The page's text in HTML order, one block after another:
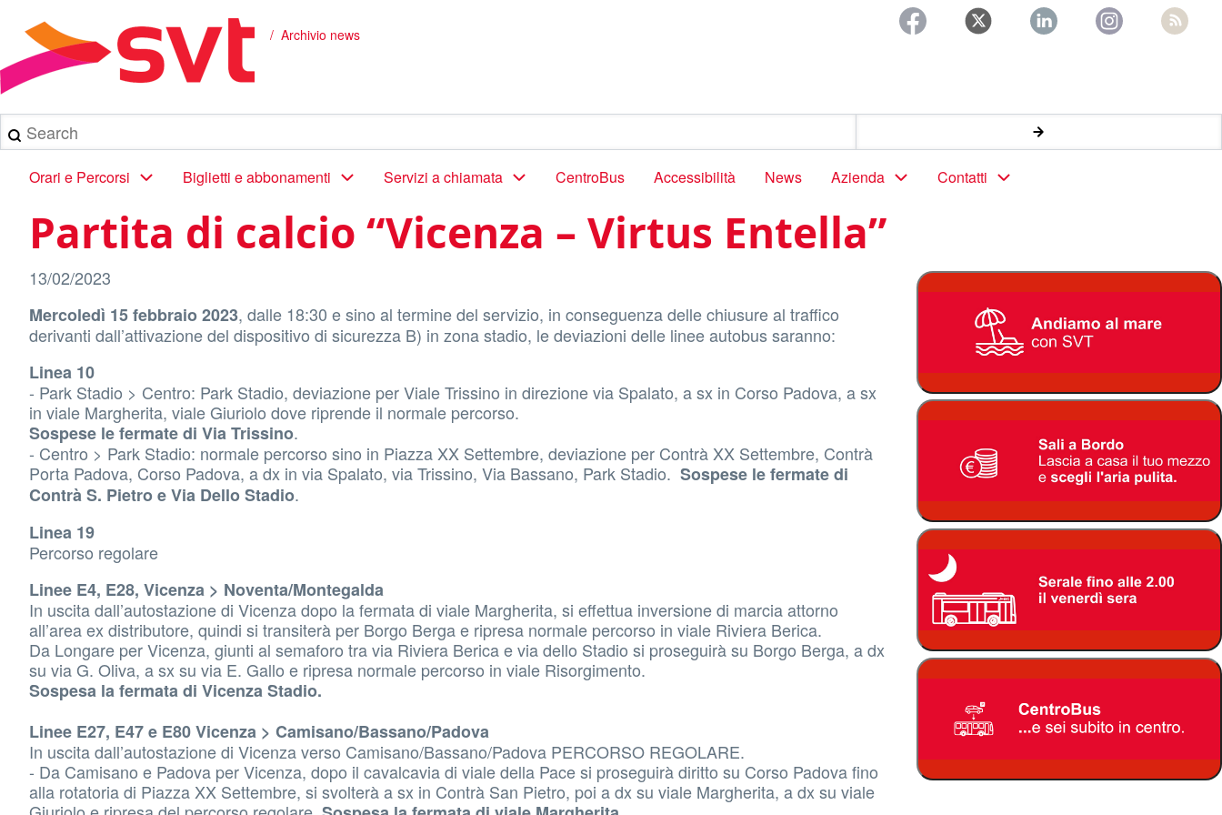
contenuto
principale
Briciole
di
pane
Archivio news
Search
Main
navigation
Orari e Percorsi Biglietti e abbonamenti Servizi a chiamata CentroBus Accessibilità News Azienda Contatti
Partita di calcio “Vicenza – Virtus Entella”
13/02/2023
Mercoledì 15 febbraio 2023, dalle 18:30 e sino al termine del servizio, in conseguenza delle chiusure al traffico
derivanti dall’attivazione del dispositivo di sicurezza B) in zona stadio, le deviazioni delle linee autobus saranno:
Linea 10
- Park Stadio > Centro: Park Stadio, deviazione per Viale Trissino in direzione via Spalato, a sx in Corso Padova, a sx
in viale Margherita, viale Giuriolo dove riprende il normale percorso.
Sospese le fermate di Via Trissino.
- Centro > Park Stadio: normale percorso sino in Piazza XX Settembre, deviazione per Contrà XX Settembre, Contrà
Porta Padova, Corso Padova, a dx in via Spalato, via Trissino, Via Bassano, Park Stadio. Sospese le fermate di
Contrà S. Pietro e Via Dello Stadio.
Linea 19
Percorso regolare
Linee E4, E28, Vicenza > Noventa/Montegalda
In uscita dall’autostazione di Vicenza dopo la fermata di viale Margherita, si effettua inversione di marcia attorno
all’area ex distributore, quindi si transiterà per Borgo Berga e ripresa normale percorso in viale Riviera Berica.
Da Longare per Vicenza, giunti al semaforo tra via Riviera Berica e via dello Stadio si proseguirà su Borgo Berga, a dx
su via G. Oliva, a sx su via E. Gallo e ripresa normale percorso in viale Risorgimento.
Sospesa la fermata di Vicenza Stadio.
Linee E27, E47 e E80 Vicenza > Camisano/Bassano/Padova
In uscita dall’autostazione di Vicenza verso Camisano/Bassano/Padova PERCORSO REGOLARE.
- Da Camisano e Padova per Vicenza, dopo il cavalcavia di viale della Pace si proseguirà diritto su Corso Padova fino
alla rotatoria di Piazza XX Settembre, si svolterà a sx in Contrà San Pietro, poi a dx su viale Margherita, a dx su viale